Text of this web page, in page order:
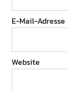
E-Mail-Adresse
Website